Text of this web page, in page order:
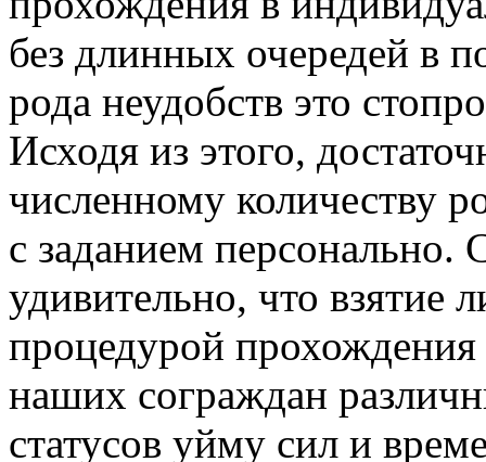
без длинных очередей в
рода неудобств это
Исходя из этого,
численному количеству
с заданием персонально.
удивительно, что взятие
процедурой прохождения
наших сограждан
статусов уйму сил и